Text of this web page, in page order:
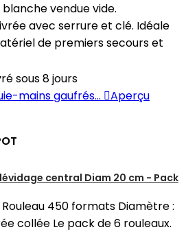
vendue vide.
avec serrure et clé. Idéale
de premiers secours et
sous 8 jours
Aperçu
central Diam 20 cm - Pack
450 formats Diamètre :
collée Le pack de 6 rouleaux.